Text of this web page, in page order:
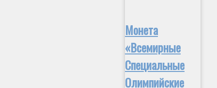
Монета
«Всемирные
Специальные
Олимпийские